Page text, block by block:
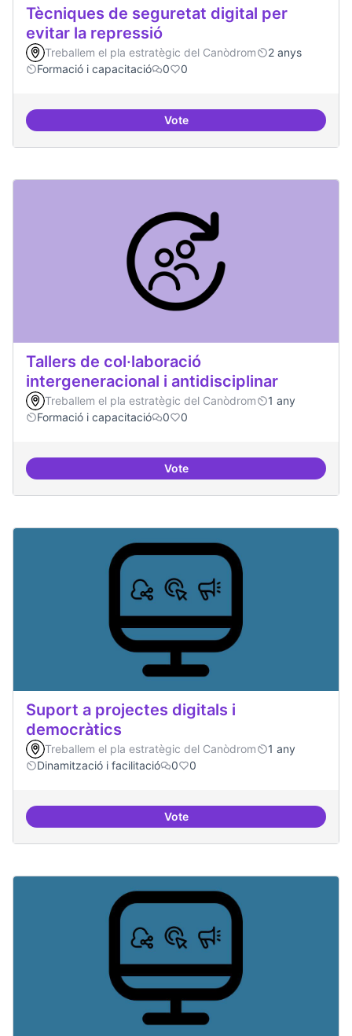
Tècniques de seguretat digital per
evitar la repressió
Treballem el pla estratègic del Canòdrom
2 anys
Formació i capacitació
0 0
VoteTècniques de seguretat digital
Tallers de col·laboració
intergeneracional i antidisciplinar
Treballem el pla estratègic del Canòdrom
1 any
Formació i capacitació
0 0
VoteTallers de col·laboració
Suport a projectes digitals i
democràtics
Treballem el pla estratègic del Canòdrom
1 any
Dinamització i facilitació
0 0
VoteSuport a projectes digitals i